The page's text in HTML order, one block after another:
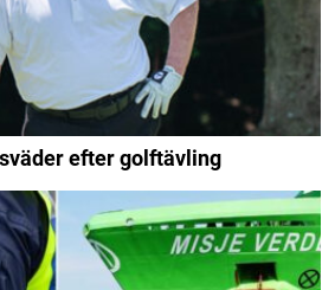
efter golftävling